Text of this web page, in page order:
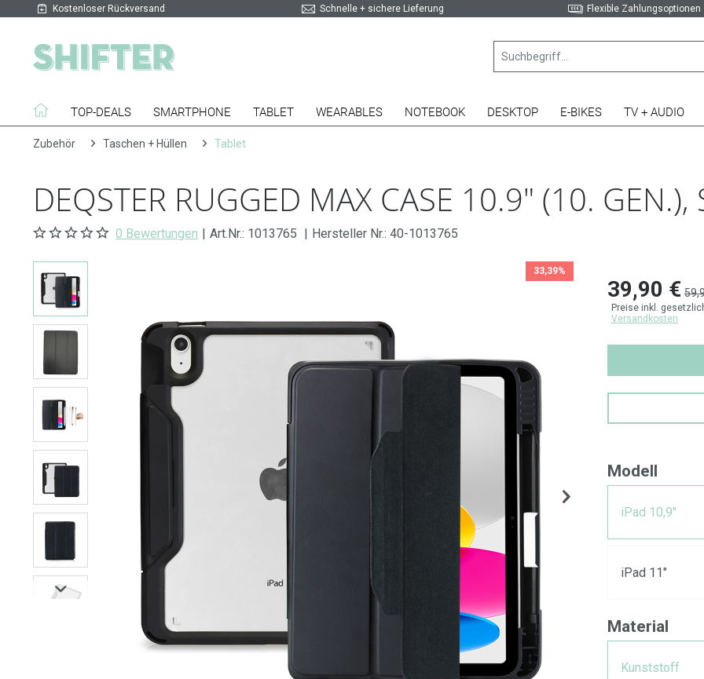
Kostenloser Rückversand Schnelle + sichere Lieferung Flexible Zahlungsoptionen
TOP-DEALS SMARTPHONE TABLET WEARABLES NOTEBOOK DESKTOP E-BIKES TV + AUDIO
Zubehör Taschen + Hüllen Tablet
DEQSTER RUGGED MAX CASE 10.9" (10. GEN.),
0 Bewertungen | Art.Nr.: 1013765 | Hersteller Nr.: 40-1013765
33,39%
39,90 €
Preise inkl.
Versandkosten
Modell
iPad 10,9"
iPad 11"
Material
Kunststoff